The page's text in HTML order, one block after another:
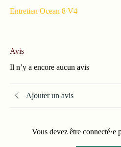
Entretien Ocean 8 V4
Avis
Il n’y a encore aucun avis
Ajouter un avis
Vous devez être connecté·e